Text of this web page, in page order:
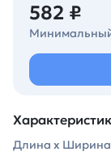
582 ₽
Минимальный
Длина х